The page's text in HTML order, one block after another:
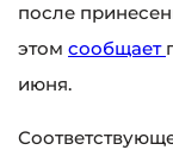
после
этом сообщает
июня.